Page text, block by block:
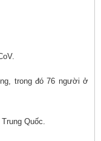
trong đó 76 người ở
Quốc.